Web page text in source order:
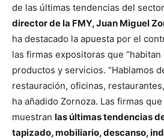
de las últimas tendencias del
director de la FMY, Juan Miguel
ha destacado la apuesta por el
las firmas expositoras que “habitan
productos y servicios. “Hablamos
restauración, oficinas,
ha añadido Zornoza. Las firmas
muestran las últimas tendencias
tapizado, mobiliario, descanso,